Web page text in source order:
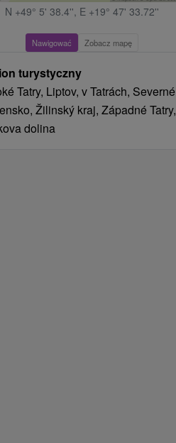
N +49° 5' 38.4'', E +19° 47' 33.72''
Nawigować Zobacz mapę
turystyczny
Tatry, Liptov, v Tatrách, Severné
Žilinský kraj, Západné Tatry,
dolina